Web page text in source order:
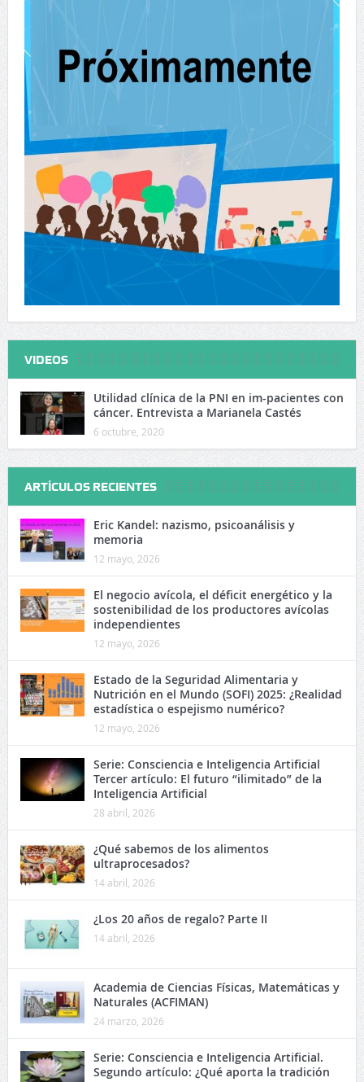
VIDEOS
Utilidad clínica de la PNI en im-pacientes con
cáncer. Entrevista a Marianela Castés
6 octubre, 2020
ARTÍCULOS RECIENTES
Eric Kandel: nazismo, psicoanálisis y
memoria
12 mayo, 2026
El negocio avícola, el déficit energético y la
sostenibilidad de los productores avícolas
independientes
12 mayo, 2026
Estado de la Seguridad Alimentaria y
Nutrición en el Mundo (SOFI) 2025: ¿Realidad
estadística o espejismo numérico?
12 mayo, 2026
Serie: Consciencia e Inteligencia Artificial
Tercer artículo: El futuro “ilimitado” de la
Inteligencia Artificial
28 abril, 2026
¿Qué sabemos de los alimentos
ultraprocesados?
14 abril, 2026
¿Los 20 años de regalo? Parte II
14 abril, 2026
Academia de Ciencias Físicas, Matemáticas y
Naturales (ACFIMAN)
24 marzo, 2026
Serie: Consciencia e Inteligencia Artificial.
Segundo artículo: ¿Qué aporta la tradición